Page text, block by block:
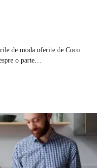
de moda oferite de Coco
o parte…